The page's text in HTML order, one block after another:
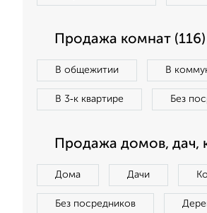
Продажа комнат (116)
В общежитии В
В 3‑к квартире Без
Продажа домов, дач,
Дома Дачи
Без посредников